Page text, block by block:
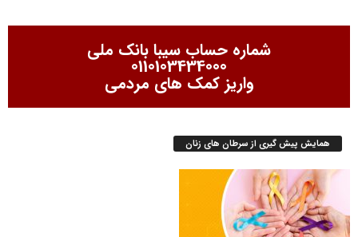
شماره حساب سیبا بانک ملی
0110103434000
واریز کمک های مردمی
همایش پیش گیری از سرطان های زنان